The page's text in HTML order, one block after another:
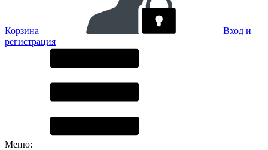
Корзина
Вход и
регистрация
Меню: